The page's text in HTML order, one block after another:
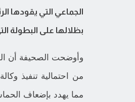
الجماعي التي يقودها
بظلالها على البطولة التي تضم
مما يهدد بإضعاف